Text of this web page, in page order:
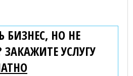
БИЗНЕС, НО НЕ
ЗАКАЖИТЕ УСЛУГУ